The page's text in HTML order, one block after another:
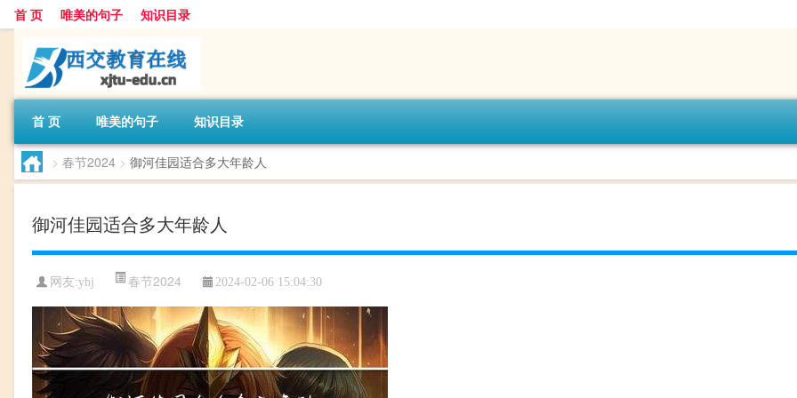
首 页 唯美的句子 知识目录
首 页 唯美的句子 知识目录
> 春节2024 > 御河佳园适合多大年龄人
御河佳园适合多大年龄人
网友:yhj 春节2024 2024-02-06 15:04:30